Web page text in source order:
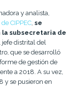
y analista,
CIPPEC, se
la subsecretaria de
jefe distrital del
que se desarrolló
de gestión de
a 2018. A su vez,
y se pusieron en